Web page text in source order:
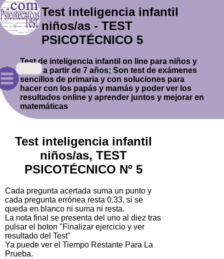
Test inteligencia infantil
niños/as - TEST
PSICOTÉCNICO 5
Test de inteligencia infantil on line para niños y
niñas a partir de 7 años; Son test de exámenes
sencillos de primaria y con soluciones para
hacer con los papás y mamás y poder ver los
resultados online y aprender juntos y mejorar en
matemáticas
Test inteligencia infantil
niños/as, TEST
PSICOTÉCNICO Nº 5
Cada pregunta acertada suma un punto y
cada pregunta errónea resta 0.33, si se
queda en blanco ni suma ni resta.
La nota final se presenta del uno al diez tras
pulsar el boton "Finalizar ejercicio y ver
resultado del Test"
Ya puede ver el Tiempo Restante Para La
Prueba.